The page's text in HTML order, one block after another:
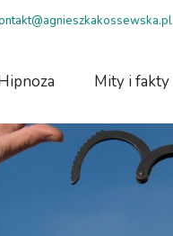
Mity i fakty